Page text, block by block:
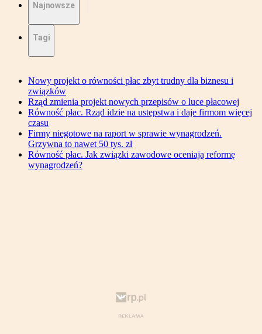
Najnowsze
Tagi
Nowy projekt o równości płac zbyt trudny dla biznesu i
związków
Rząd zmienia projekt nowych przepisów o luce płacowej
Równość płac. Rząd idzie na ustępstwa i daje firmom więcej
czasu
Firmy niegotowe na raport w sprawie wynagrodzeń.
Grzywna to nawet 50 tys. zł
Równość płac. Jak związki zawodowe oceniają reformę
wynagrodzeń?